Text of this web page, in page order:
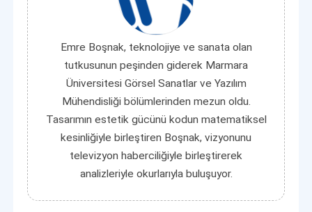
Emre Boşnak, teknolojiye ve sanata olan
tutkusunun peşinden giderek Marmara
Üniversitesi Görsel Sanatlar ve Yazılım
Mühendisliği bölümlerinden mezun oldu.
Tasarımın estetik gücünü kodun matematiksel
kesinliğiyle birleştiren Boşnak, vizyonunu
televizyon haberciliğiyle birleştirerek
analizleriyle okurlarıyla buluşuyor.